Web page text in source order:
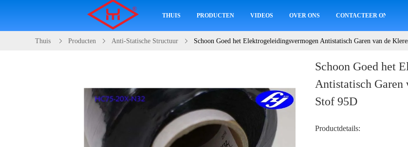
THUIS PRODUCTEN VIDEOS OVER ONS CONTACTEER ONS
Thuis Producten Anti-Statische Structuur Schoon Goed het Elektrogeleidingsvermogen Antistatisch Garen van de
Schoon Goed het
Antistatisch Garen
Stof 95D
Productdetails: